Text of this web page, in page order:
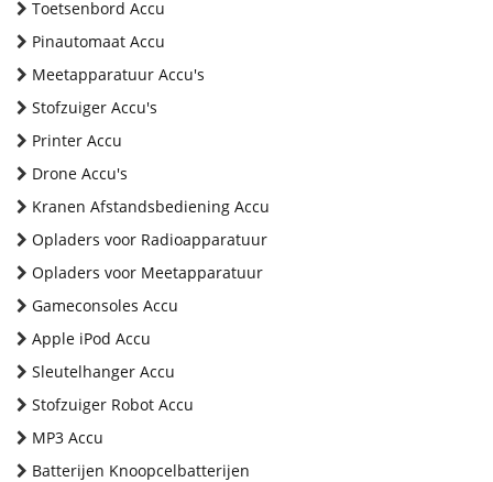
Toetsenbord Accu
Pinautomaat Accu
Meetapparatuur Accu's
Stofzuiger Accu's
Printer Accu
Drone Accu's
Kranen Afstandsbediening Accu
Opladers voor Radioapparatuur
Opladers voor Meetapparatuur
Gameconsoles Accu
Apple iPod Accu
Sleutelhanger Accu
Stofzuiger Robot Accu
MP3 Accu
Batterijen Knoopcelbatterijen